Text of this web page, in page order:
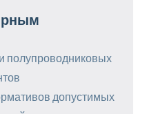
полупроводниковых
допустимых